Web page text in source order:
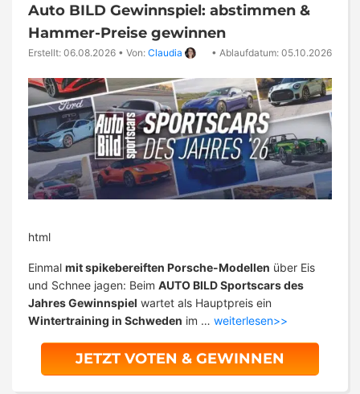
Auto BILD Gewinnspiel: abstimmen &
Hammer-Preise gewinnen
Erstellt: 06.08.2026 • Von: Claudia • Ablaufdatum: 05.10.2026
html
Einmal mit spikebereiften Porsche-Modellen über Eis
und Schnee jagen: Beim AUTO BILD Sportscars des
Jahres Gewinnspiel wartet als Hauptpreis ein
Wintertraining in Schweden im … weiterlesen>>
JETZT VOTEN & GEWINNEN